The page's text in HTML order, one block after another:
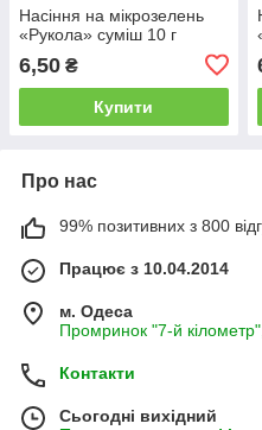
Насіння на мікрозелень
«Рукола» суміш 10 г
6,50 ₴
Купити
Про нас
99% позитивних з 800
Працює з 10.04.2014
м. Одеса
Промринок "7-й
Контакти
Сьогодні вихідний